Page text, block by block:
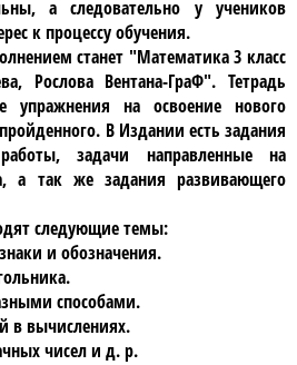
а следовательно у учеников
к процессу обучения.
станет "Математика 3 класс
Рослова Вентана-ГраФ". Тетрадь
упражнения на освоение нового
В Издании есть задания
задачи направленные на
а так же задания развивающего
следующие темы:
и обозначения.
способами.
в вычислениях.
чисел и д. р.